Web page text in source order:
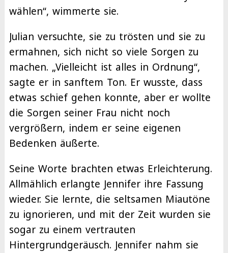
wählen“, wimmerte sie.
Julian versuchte, sie zu trösten und sie zu
ermahnen, sich nicht so viele Sorgen zu
machen. „Vielleicht ist alles in Ordnung“,
sagte er in sanftem Ton. Er wusste, dass
etwas schief gehen konnte, aber er wollte
die Sorgen seiner Frau nicht noch
vergrößern, indem er seine eigenen
Bedenken äußerte.
Seine Worte brachten etwas Erleichterung.
Allmählich erlangte Jennifer ihre Fassung
wieder. Sie lernte, die seltsamen Miautöne
zu ignorieren, und mit der Zeit wurden sie
sogar zu einem vertrauten
Hintergrundgeräusch. Jennifer nahm sie